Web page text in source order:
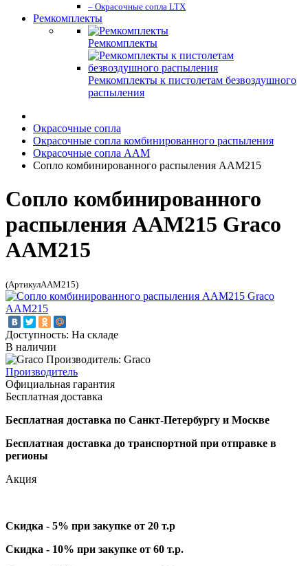
– Окрасочные сопла LTX
Ремкомплекты
Ремкомплекты
Ремкомплекты к пистолетам безвоздушного
распыления
Окрасочные сопла
Окрасочные сопла комбинированного распыления
Окрасочные сопла AAM
Сопло комбинированного распыления AAM215
Сопло комбинированного
распыления AAM215 Graco
AAM215
(АртикулAAM215)
Доступность: На складе
В наличии
Производитель: Graco
Производитель
Официальная гарантия
Бесплатная доставка
Бесплатная доставка по Санкт-Петербургу и Москве
Бесплатная доставка до транспортной при отправке в
регионы
Акция
Скидка - 5% при закупке от 20 т.р
Скидка - 10% при закупке от 60 т.р.